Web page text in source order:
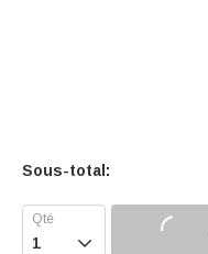
Sous-total:
